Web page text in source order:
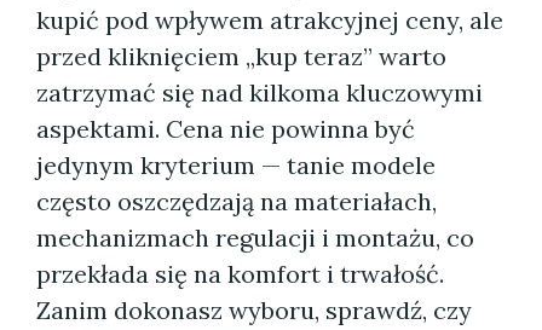
kupić pod wpływem atrakcyjnej ceny, ale
przed kliknięciem „kup teraz” warto
zatrzymać się nad kilkoma kluczowymi
aspektami. Cena nie powinna być
jedynym kryterium — tanie modele
często oszczędzają na materiałach,
mechanizmach regulacji i montażu, co
przekłada się na komfort i trwałość.
Zanim dokonasz wyboru, sprawdź, czy